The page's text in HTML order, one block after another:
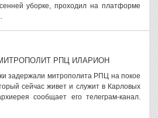
уборке, проходил на платформе
РПЦ ИЛАРИОН
задержали митрополита РПЦ на покое
сейчас живет и служит в Карловых
сообщает его телеграм-канал.